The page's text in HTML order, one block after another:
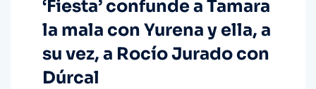
‘Fiesta’ confunde a Tamara
la mala con Yurena y ella, a
su vez, a Rocío Jurado con
Dúrcal